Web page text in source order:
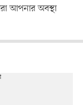
আপনার অবস্থা